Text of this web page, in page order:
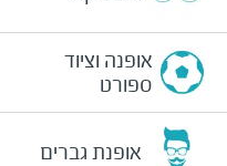
אופנה וציוד
ספורט
אופנת גברים